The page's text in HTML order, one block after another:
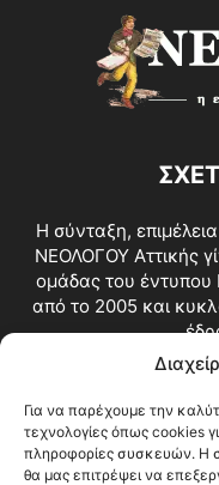
Για να παρέχουμε την
τεχνολογίες όπως cookies
πληροφορίες συσκευών. Η
θα μας επιτρέψει να
Η σύνταξη,
ΝΕΟΛΟΓΟΥ Αττικής
ομάδας του έντυπου
από το 2005 και